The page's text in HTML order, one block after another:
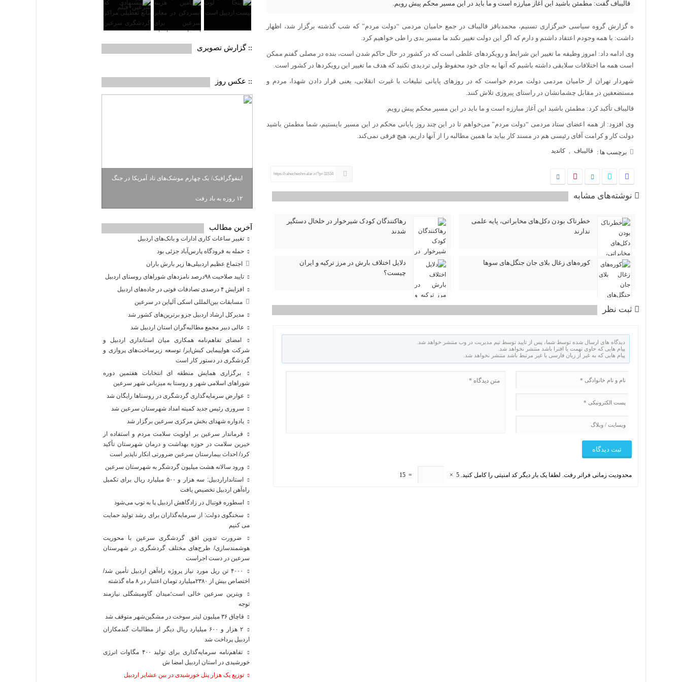
قالیباف گفت: مطمئن باشید این آغاز مبارزه است و ما باید در این مسیر محکم پیش رویم.
ه گزارش گروه سیاسی خبرگزاری تسنیم، محمدباقر قالیباف در جمع حامیان مردمى “دولت مردم” که شب گذشته برگزار شد، اظهار
داشت: با همه وجودم اعتقاد داشتم و دارم که اگر این دولت تغییر نکند ما مسیر بدی را طی خواهیم کرد.
وی ادامه داد: امروز وظیفه ما تغییر این شرایط و رویکردهای غلطی است که در کشور در حال حاکم شدن است، بنده در مصلی گفتم ممکن
است همه ما اختلافات سلایقی داشته باشیم که آنها به جای خود محفوظ ولی تردیدی نکنید که هدف ما تغییر این رویکردها در کشور است.
شهردار تهران از حامیان مردمی دولت مردم خواست که در روزهای پایانی تبلیغات با غیرت انقلابی، یعنی قرار دادن شهدا، مردم و
مستضعفین در مقابل چشمانشان در راستای پیروزی تلاش کنند.
قالیباف تأکید کرد: مطمئن باشید این آغاز مبارزه است و ما باید در این مسیر محکم پیش رویم.
وی افزود: از همه اعضای ستاد مردمى “دولت مردم” می‌خواهم تا در این چند روز پایانی محکم در این مسیر بایستیم، شما مطمئن باشید
دولت کار و کرامت آقای رئیسی هم در مسند کار بیاید ما همین مطالبه را از آنها داریم، هیچ فرقی نمی‌کند.
برچسب ها : قالیباف کاندید
https://rahecheshmalar.ir/?p=11534
نوشته‌های مشابه
خطرناک بودن دکل‌های مخابراتی، پایه علمی
ندارند
رهاکنندگان کودک شیرخوار در خلخال دستگیر
شدند
کوره‌های زغال بلای جان جنگل‌های سوها
دلایل اختلاف بارش در مرز ترکیه و ایران
چیست؟
ثبت نظر
دیدگاه های ارسال شده توسط شما، پس از تایید توسط تیم مدیریت در وب منتشر خواهد شد.
پیام هایی که حاوی تهمت یا افترا باشد منتشر نخواهد شد.
پیام هایی که به غیر از زبان فارسی یا غیر مرتبط باشد منتشر نخواهد شد.
محدودیت زمانی فراتر رفت. لطفا یک بار دیگر کد امنیتی را کامل کنید. 5
×
=
15
:: گزارش تصویری
:: عکس روز
اینفوگرافیک/ یک چهارم موشک‌های تاد آمریکا در جنگ
۱۲ روزه به باد رفت
آخرین مطالب
تغییر ساعات کاری ادارات و بانک‌های اردبیل
حمله به فرودگاه پارس‌‌آباد جزئی بود
اجتماع عظیم اردبیلی‌ها زیر بارش باران
تایید صلاحیت ۹۸درصد نامزدهای شوراهای روستای اردبیل
افزایش ۴ درصدی تصادفات فوتی در جاده‌های اردبیل
مسابقات بین‌المللی اسکی آلپاین در سرعین
مدیرکل ارشاد اردبیل جزو برترین‌های کشور شد
عالی دبیر مجمع مطالبه‌گران استان اردبیل شد
امضای تفاهم‌نامه همکاری میان استانداری اردبیل و
شرکت هواپیمایی کیش‌ایر/ توسعه زیرساخت‌های پروازی و
گردشگری در دستور کار است
برگزاری همایش منطقه ای انتخابات هفتمین دوره
شوراهای اسلامی شهر و روستا به میزبانی شهر سرعین
عوارض سرمایه‌گذاری گردشگری در روستاها رایگان شد
سروری رئیس جدید کمیته امداد شهرستان سرعین شد
یادواره شهدای بخش مرکزی سرعین برگزار شد
فرماندار سرعین بر اولویت سلامت مردم و استفاده از
خیرین سلامت در حوزه بهداشت و درمان شهرستان تأکید
کرد/ احداث بیمارستان سرعین ضرورتی انکار ناپذیر است
ورود سالانه هشت میلیون گردشگر به شهرستان سرعین
استانداراردبیل: سه هزار و ۵۰۰ میلیارد ریال برای تکمیل
راه‌آهن اردبیل تخصیص یافت
اسطوره فوتبال در زادگاهش اردبیل پا به توپ می‌شود
سخنگوی دولت: از سرمایه‌گذاران برای رشد تولید حمایت
می کنیم
ضرورت تدوین افق گردشگری سرعین با محوریت
هوشمندسازی/ طرح‌های مختلف گردشگری در شهرستان
سرعین در دست اجراست
۴۰۰۰ تن ریل مورد نیاز پروژه راه‌آهن اردبیل تأمین شد/
اختصاص بیش از ۲۳۸۰میلیارد تومان اعتبار در ۸ ماه گذشته
ویترین سرعین خالی است؛میدان گاومیشگلی نیازمند
توجه
قاچاق ۳۶ میلیون لیتر سوخت در مشگین‌شهر متوقف شد
۲ هزار و ۶۰۰‌ میلیارد ریال دیگر از مطالبات گندمکاران
اردبیل پرداخت شد
تفاهم‌نامه سرمایه‌گذاری برای تولید ۴۰۰ مگاوات انرژی
خورشیدی در استان اردبیل امضا ش
توزیع یک هزار پنل خورشیدی در بین عشایر اردبیل